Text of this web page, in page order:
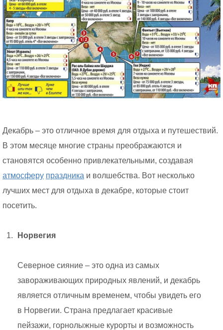
Декабрь – это отличное время для отдыха и путешествий.
В этом месяце многие страны преображаются и
становятся особенно привлекательными, создавая
атмосферу праздника и волшебства. Вот несколько
лучших мест для отдыха в декабре, которые стоит
посетить.
Норвегия
Северное сияние – это одна из самых
завораживающих природных явлений, и декабрь
является отличным временем, чтобы увидеть его
в Норвегии. Страна предлагает красивые
пейзажи, горнолыжные курорты и возможность